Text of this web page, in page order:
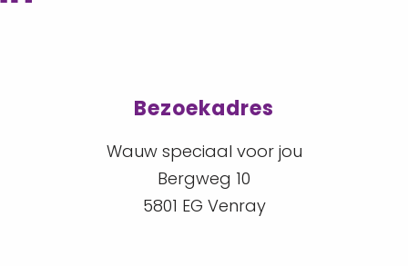
Bezoekadres
Wauw speciaal voor jou
Bergweg 10
5801 EG Venray